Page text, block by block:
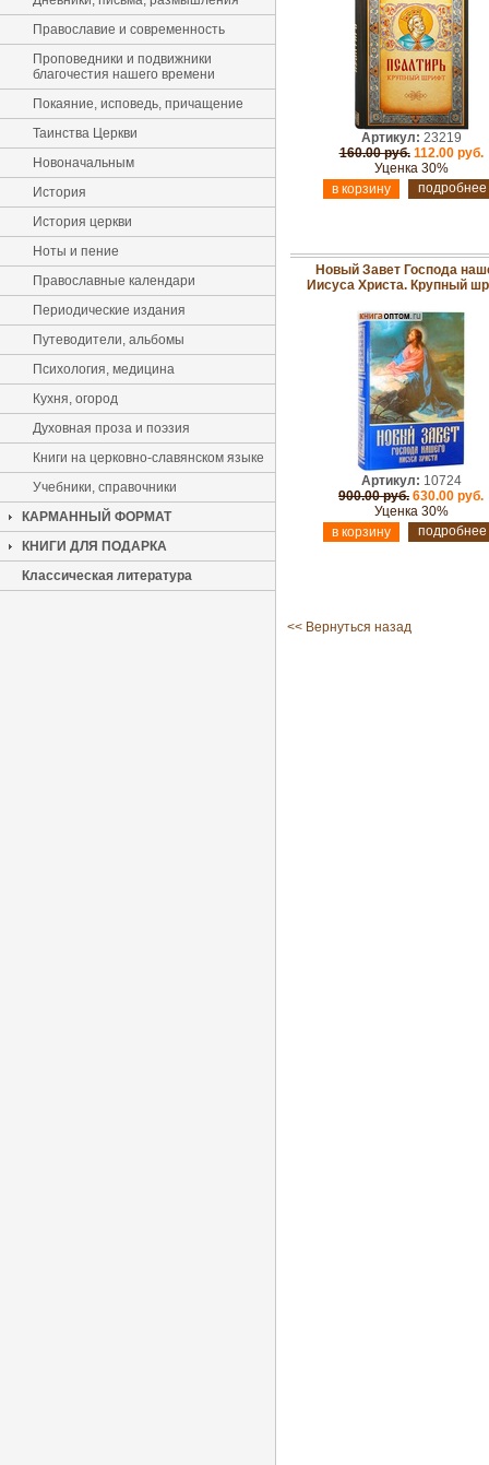
Православие и современность
Проповедники и подвижники
благочестия нашего времени
Покаяние, исповедь, причащение
Таинства Церкви
Новоначальным
История
История церкви
Ноты и пение
Православные календари
Периодические издания
Путеводители, альбомы
Психология, медицина
Кухня, огород
Духовная проза и поэзия
Книги на церковно-славянском языке
Учебники, справочники
КАРМАННЫЙ ФОРМАТ
КНИГИ ДЛЯ ПОДАРКА
Классическая литература
Артикул: 23219
160.00 руб.112.00 руб.
Уценка 30%
подробнее
Новый Завет Господа
Иисуса Христа. Крупный
Артикул: 10724
900.00 руб. 630.00 руб.
Уценка 30%
подробнее
<< Вернуться назад